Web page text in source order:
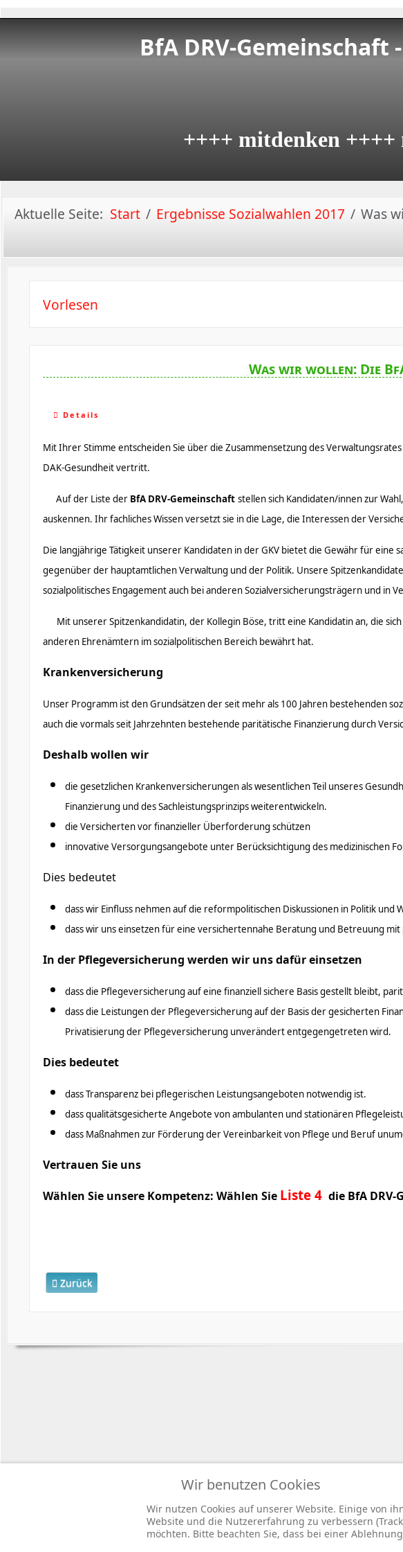
BfA DRV-
++++ mitdenken
Aktuelle Seite: Start Ergebnisse Sozialwahlen 2017
Was
Vorlesen
Was wir wollen: Die
Details
Mit Ihrer Stimme entscheiden Sie über die Zusammensetzung des
DAK-Gesundheit vertritt.
Auf der Liste der BfA DRV-Gemeinschaft stellen sich Kandidaten/innen zur
auskennen. Ihr fachliches Wissen versetzt sie in die Lage, die Interessen der
Die langjährige Tätigkeit unserer Kandidaten in der GKV bietet die Gewähr für
gegenüber der hauptamtlichen Verwaltung und der Politik. Unsere
sozialpolitisches Engagement auch bei anderen Sozialversicherungsträgern und in
Mit unserer Spitzenkandidatin, der Kollegin Böse, tritt eine Kandidatin an, die
anderen Ehrenämtern im sozial­politischen Bereich bewährt hat.
Krankenversicherung
Unser Programm ist den Grundsätzen der seit mehr als 100 Jahren bestehenden
auch die vormals seit Jahrzehnten bestehende paritätische Finanzierung durch
Deshalb wollen wir
die gesetzlichen Krankenversicherungen als wesentlichen Teil unseres
Finanzierung und des Sachleistungsprinzips weiterentwickeln.
die Versicherten vor finanzieller Überforderung schützen
innovative Versorgungsangebote unter Berücksichtigung des medizinischen
Dies bedeutet
dass wir Einfluss nehmen auf die reformpolitischen Diskussionen in Politik und
dass wir uns einsetzen für eine versichertennahe Beratung und Betreuung
In der Pflegeversicherung werden wir uns dafür einsetzen
dass die Pflegeversicherung auf eine finanziell sichere Basis gestellt bleibt,
dass die Leistungen der Pflegeversicherung auf der Basis der gesicherten
Privatisierung der Pflegeversicherung unverändert entgegengetreten wird.
Dies bedeutet
dass Transparenz bei pflegerischen Leistungsangeboten notwendig ist.
dass qualitätsgesicherte Angebote von ambulanten und stationären
dass Maßnahmen zur Förderung der Vereinbarkeit von Pflege und Beruf
Vertrauen Sie uns
Wählen Sie unsere Kompetenz: Wählen Sie Liste 4 die BfA
Vorheriger Beitrag: DRV-Bund - Wahlergebnis Sozialwahl 2017
Zurück
Wir benutzen Cookies
Wir nutzen Cookies auf unserer Website. Einige von
Website und die Nutzererfahrung zu verbessern
möchten. Bitte beachten Sie, dass bei einer